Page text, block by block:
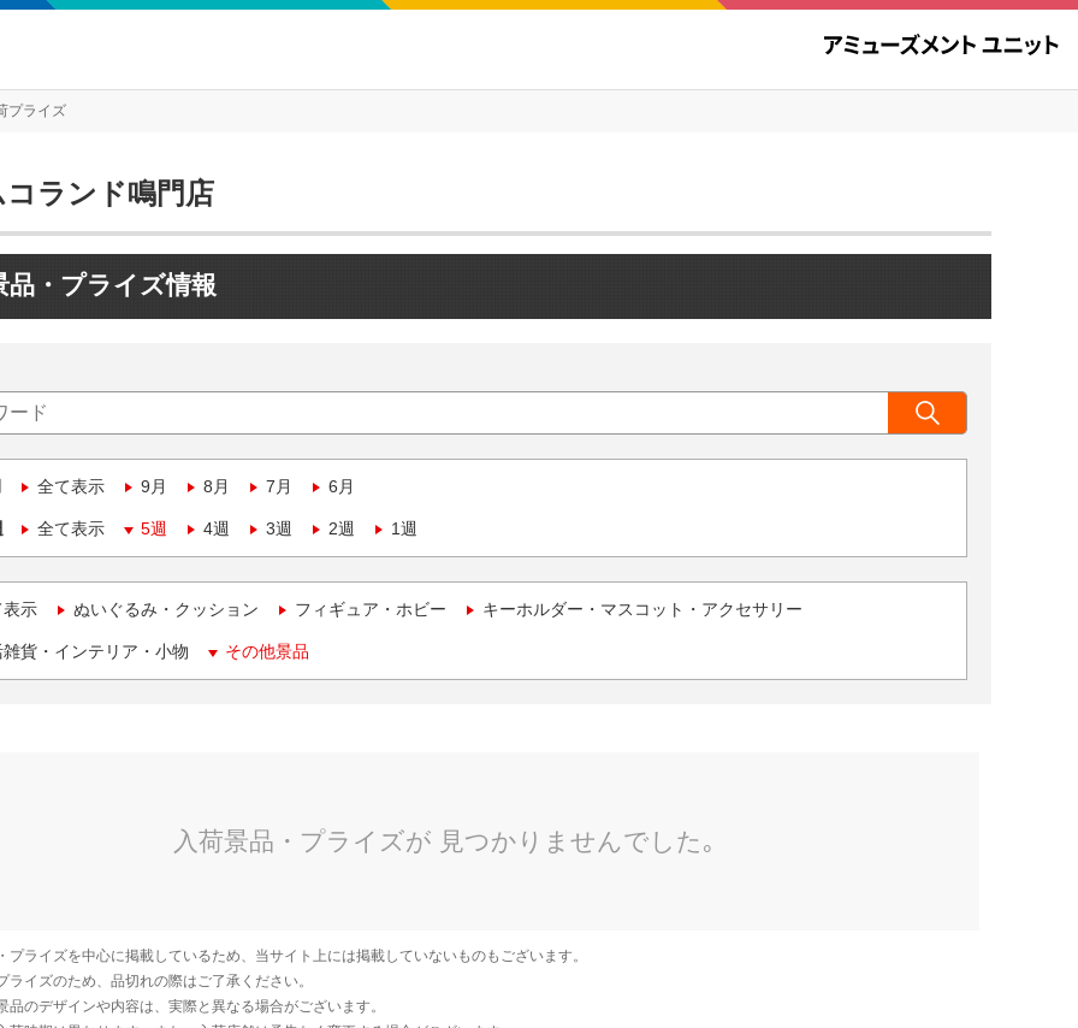
プライズ
ランド鳴門店
品・プライズ情報
全て表示 9月 8月 7月 6月
全て表示 5週 4週 3週 2週 1週
表示 ぬいぐるみ・クッション フィギュア・ホビー キーホルダー・マスコット・アクセサリー
貨・インテリア・小物 その他景品